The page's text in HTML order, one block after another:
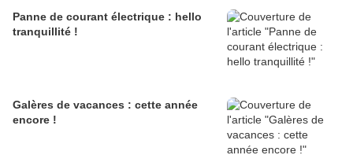
Panne de courant électrique : hello
tranquillité !
Galères de vacances : cette année
encore !